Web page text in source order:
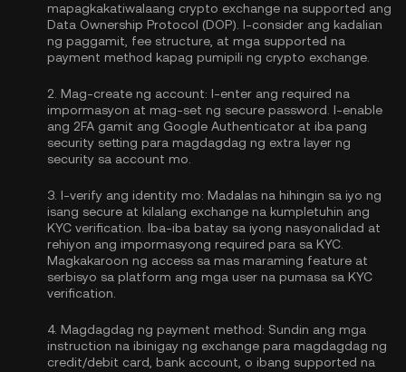
mapagkakatiwalaang crypto exchange na supported ang
Data Ownership Protocol (DOP). I-consider ang kadalian
ng paggamit, fee structure, at mga supported na
payment method kapag pumipili ng crypto exchange.
2. Mag-create ng account: I-enter ang required na
impormasyon at mag-set ng secure password. I-enable
ang 2FA gamit ang Google Authenticator at iba pang
security setting para magdagdag ng extra layer ng
security sa account mo.
3. I-verify ang identity mo: Madalas na hihingin sa iyo ng
isang secure at kilalang exchange na kumpletuhin ang
KYC verification . Iba-iba batay sa iyong nasyonalidad at
rehiyon ang impormasyong required para sa KYC.
Magkakaroon ng access sa mas maraming feature at
serbisyo sa platform ang mga user na pumasa sa KYC
verification.
4. Magdagdag ng payment method: Sundin ang mga
instruction na ibinigay ng exchange para magdagdag ng
credit/debit card, bank account, o ibang supported na